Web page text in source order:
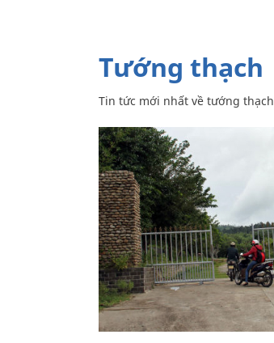
tướng thạch
Tin tức mới nhất về tướng thạch